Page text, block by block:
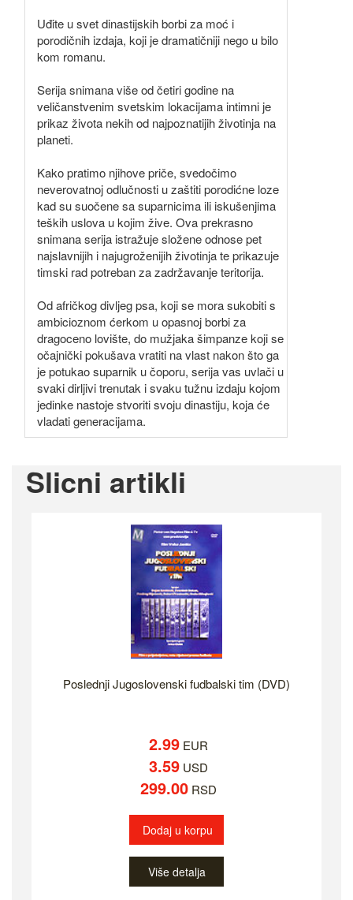
Uđite u svet dinastijskih borbi za moć i
porodičnih izdaja, koji je dramatičniji nego u bilo
kom romanu.
Serija snimana više od četiri godine na
veličanstvenim svetskim lokacijama intimni je
prikaz života nekih od najpoznatijih životinja na
planeti.
Kako pratimo njihove priče, svedočimo
neverovatnoj odlučnosti u zaštiti porodićne loze
kad su suočene sa suparnicima ili iskušenjima
teških uslova u kojim žive. Ova prekrasno
snimana serija istražuje složene odnose pet
najslavnijih i najugroženijih životinja te prikazuje
timski rad potreban za zadržavanje teritorija.
Od afričkog divljeg psa, koji se mora sukobiti s
ambicioznom ćerkom u opasnoj borbi za
dragoceno lovište, do mužjaka šimpanze koji se
očajnički pokušava vratiti na vlast nakon što ga
je potukao suparnik u čoporu, serija vas uvlači u
svaki dirljivi trenutak i svaku tužnu izdaju kojom
jedinke nastoje stvoriti svoju dinastiju, koja će
vladati generacijama.
Slicni artikli
Poslednji Jugoslovenski fudbalski tim (DVD)
2.99 EUR
3.59 USD
299.00 RSD
Dodaj u korpu
Više detalja